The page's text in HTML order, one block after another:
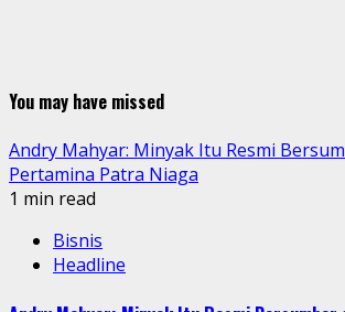
You may have missed
Andry Mahyar: Minyak Itu Resmi
Pertamina Patra Niaga
1 min read
Bisnis
Headline